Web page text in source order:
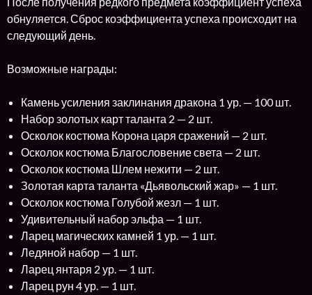
обнуляется. Сброс коэффициента успеха происходит на
следующий день.
Возможные награды:
Камень усиления заклинания дракона 1 ур. — 100 шт.
Набор золотых карт таланта 2 — 2 шт.
Осколок костюма Корона царя сражений — 2 шт.
Осколок костюма Благословение света — 2 шт.
Осколок костюма Шлем нежити — 2 шт.
Золотая карта таланта «Дьявольский жар» — 1 шт.
Осколок костюма Голубой жезл — 1 шт.
Удивительный набор эльфа — 1 шт.
Ларец магических камней 1 ур. — 1 шт.
Ледяной набор — 1 шт.
Ларец янтаря 2 ур. — 1 шт.
Ларец рун 4 ур. — 1 шт.